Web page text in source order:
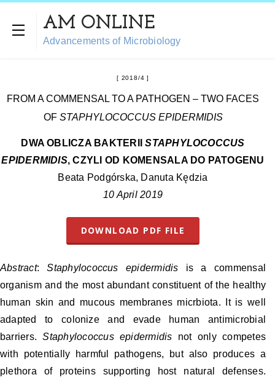
AM ONLINE
Advancements of Microbiology
2018/4
FROM A COMMENSAL TO A PATHOGEN – TWO FACES
OFSTAPHYLOCOCCUS EPIDERMIDIS
DWA OBLICZA BAKTERIISTAPHYLOCOCCUS
EPIDERMIDIS, CZYLI OD KOMENSALA DO PATOGENU
Beata Podgórska, Danuta Kędzia
10 April 2019
DOWNLOAD PDF FILE
Abstract: Staphylococcus epidermidis is a commensal
organism and the most abundant constituent of the healthy
human skin and mucous membranes micrbiota. It is well
adapted to colonize and evade human antimicrobial
barriers.Staphylococcus epidermidis not only competes
with potentially harmful pathogens, but also produces a
plethora of proteins supporting host natural defenses.